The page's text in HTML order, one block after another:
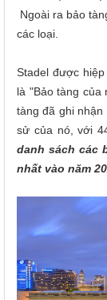
Ngoài ra bảo
các loại.
Stadel được
là "Bảo tàng của
tàng đã ghi
sử của nó, với
danh sách các
nhất vào năm